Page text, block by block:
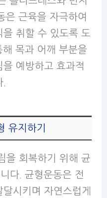
은 근육을 자극하여
을 취할 수 있도록 도
목과 어깨 부분을
예방하고 효과적
유지하기
을 회복하기 위해 균
다. 균형운동은 전
시키며 자연스럽게